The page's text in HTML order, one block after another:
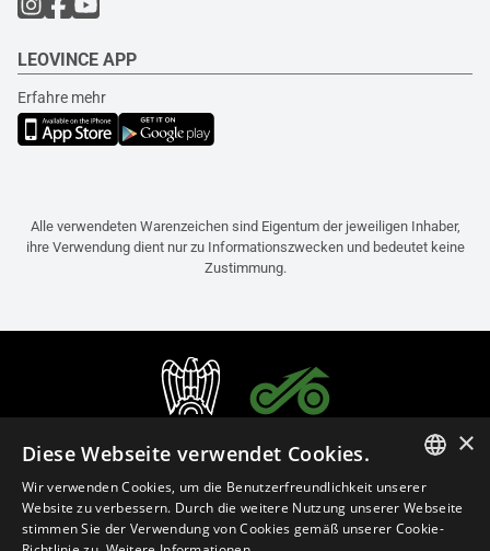
LEOVINCE APP
Erfahre mehr
Alle verwendeten Warenzeichen sind Eigentum der jeweiligen Inhaber,
ihre Verwendung dient nur zu Informationszwecken und bedeutet keine
Zustimmung.
ITALIAN
ENGLISH
×
Diese Webseite verwendet Cookies.
Wir verwenden Cookies, um die Benutzerfreundlichkeit unserer
Website zu verbessern. Durch die weitere Nutzung unserer Webseite
stimmen Sie der Verwendung von Cookies gemäß unserer Cookie-